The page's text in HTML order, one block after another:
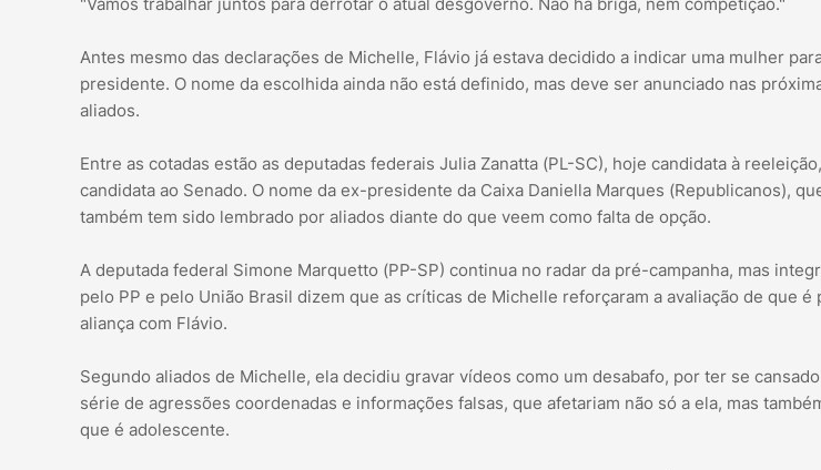
Antes mesmo das declarações de Michelle, Flávio já estava decidido a indicar uma mulher
presidente. O nome da escolhida ainda não está definido, mas deve ser anunciado nas
aliados.
Entre as cotadas estão as deputadas federais Julia Zanatta (PL-SC), hoje candidata à
candidata ao Senado. O nome da ex-presidente da Caixa Daniella Marques (Republicanos),
também tem sido lembrado por aliados diante do que veem como falta de opção.
A deputada federal Simone Marquetto (PP-SP) continua no radar da pré-campanha, mas
pelo PP e pelo União Brasil dizem que as críticas de Michelle reforçaram a avaliação de que
aliança com Flávio.
Segundo aliados de Michelle, ela decidiu gravar vídeos como um desabafo, por ter se
série de agressões coordenadas e informações falsas, que afetariam não só a ela, mas
que é adolescente.